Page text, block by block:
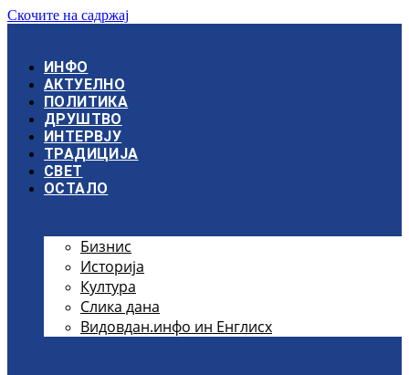
Скочите на садржај
ИНФО
АКТУЕЛНО
ПОЛИТИКА
ДРУШТВО
ИНТЕРВЈУ
ТРАДИЦИЈА
СВЕТ
ОСТАЛО
Бизнис
Историја
Култура
Слика дана
Видовдан.инфо ин Енглисх